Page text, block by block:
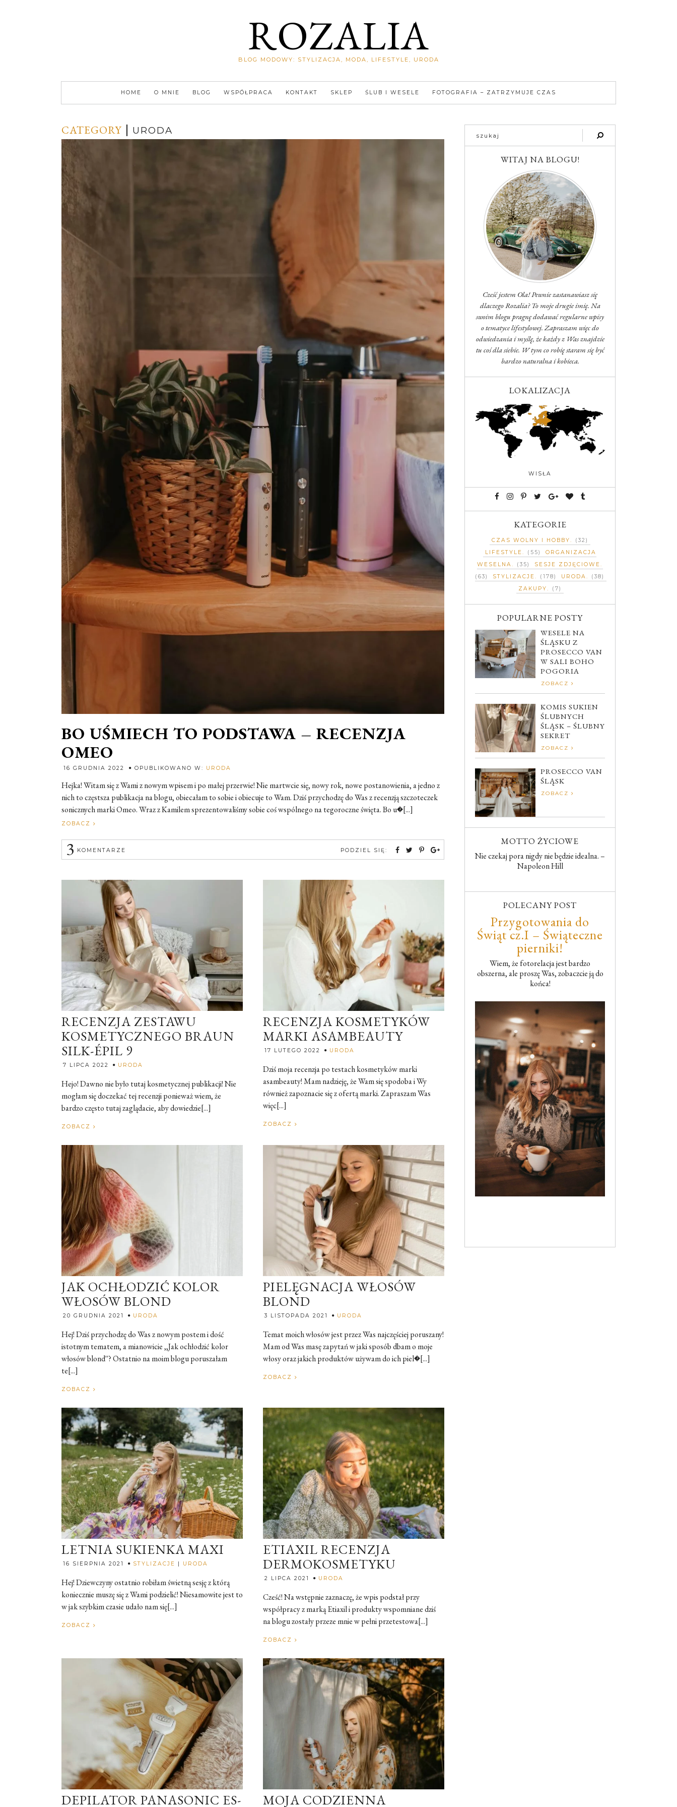
ROZALIA
BLOG MODOWY: STYLIZACJA, MODA, LIFESTYLE, URODA
HOME O MNIE BLOG WSPÓŁPRACA KONTAKT SKLEP ŚLUB I WESELE FOTOGRAFIA – ZATRZYMUJE CZAS
CATEGORY URODA
BO UŚMIECH TO PODSTAWA – RECENZJA
OMEO
16 GRUDNIA 2022 OPUBLIKOWANO W: URODA
Hejka! Witam się z Wami z nowym wpisem i po małej przerwie! Nie martwcie się, nowy rok, nowe postanowienia, a jedno z
nich to częstsza publikacja na blogu, obiecałam to sobie i obiecuje to Wam. Dziś przychodzę do Was z recenzją szczoteczek
sonicznych marki Omeo. Wraz z Kamilem sprezentowaliśmy sobie coś wspólnego na tegoroczne święta. Bo u�[...]
ZOBACZ
3 KOMENTARZE PODZIEL SIĘ:
RECENZJA ZESTAWU
KOSMETYCZNEGO BRAUN
SILK-ÉPIL 9
7 LIPCA 2022 URODA
Hejo! Dawno nie było tutaj kosmetycznej publikacji! Nie
mogłam się doczekać tej recenzji ponieważ wiem, że
bardzo często tutaj zaglądacie, aby dowiedzie[...]
ZOBACZ
RECENZJA KOSMETYKÓW
MARKI ASAMBEAUTY
17 LUTEGO 2022 URODA
Dziś moja recenzja po testach kosmetyków marki
asambeauty! Mam nadzieję, że Wam się spodoba i Wy
również zapoznacie się z ofertą marki. Zapraszam Was
więc[...]
ZOBACZ
JAK OCHŁODZIĆ KOLOR
WŁOSÓW BLOND
20 GRUDNIA 2021 URODA
Hej! Dziś przychodzę do Was z nowym postem i dość
istotnym tematem, a mianowicie ,,Jak ochłodzić kolor
włosów blond''? Ostatnio na moim blogu poruszałam
te[...]
ZOBACZ
PIELĘGNACJA WŁOSÓW
BLOND
3 LISTOPADA 2021 URODA
Temat moich włosów jest przez Was najczęściej poruszany!
Mam od Was masę zapytań w jaki sposób dbam o moje
włosy oraz jakich produktów używam do ich piel�[...]
ZOBACZ
LETNIA SUKIENKA MAXI
16 SIERPNIA 2021 STYLIZACJE | URODA
Hej! Dziewczyny ostatnio robiłam świetną sesję z którą
koniecznie muszę się z Wami podzielić! Niesamowite jest to
w jak szybkim czasie udało nam się[...]
ZOBACZ
ETIAXIL RECENZJA
DERMOKOSMETYKU
2 LIPCA 2021 URODA
Cześć! Na wstępnie zaznaczę, że wpis podstał przy
współpracy z marką Etiaxil i produkty wspomniane dziś
na blogu zostały przeze mnie w pełni przetestowa[...]
ZOBACZ
DEPILATOR PANASONIC ES-
MOJA CODZIENNA
WITAJ NA BLOGU!
Cześć jestem Ola! Pewnie zastanawiasz się
dlaczego Rozalia? To moje drugie imię. Na
swoim blogu pragnę dodawać regularne wpisy
o tematyce lifestylowej. Zapraszam więc do
odwiedzania i myślę, że każdy z Was znajdzie
tu coś dla siebie. W tym co robię staram się być
bardzo naturalna i kobieca.
LOKALIZACJA
WISŁA
KATEGORIE
CZAS WOLNY I HOBBY
(32)
LIFESTYLE
(55)
ORGANIZACJA
WESELNA
(35)
SESJE ZDJĘCIOWE
(63)
STYLIZACJE (178) URODA
(38)
ZAKUPY
(7)
POPULARNE POSTY
WESELE NA
ŚLĄSKU Z
PROSECCO VAN
W SALI BOHO
POGORIA
ZOBACZ
KOMIS SUKIEN
ŚLUBNYCH
ŚLĄSK – ŚLUBNY
SEKRET
ZOBACZ
PROSECCO VAN
ŚLĄSK
ZOBACZ
MOTTO ŻYCIOWE
Nie czekaj pora nigdy nie będzie idealna. –
Napoleon Hill
POLECANY POST
Przygotowania do
Świąt cz.I – Świąteczne
pierniki!
Wiem, że fotorelacja jest bardzo
obszerna, ale proszę Was, zobaczcie ją do
końca!